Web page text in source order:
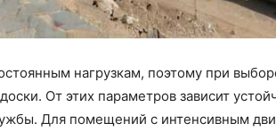
нагрузкам, поэтому при
От этих параметров зависит
Для помещений с интенсивным